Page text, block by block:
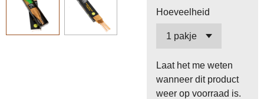
Hoeveelheid
Laat het me weten
wanneer dit product
weer op voorraad is.